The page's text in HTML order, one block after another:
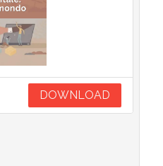
DOWNLOAD